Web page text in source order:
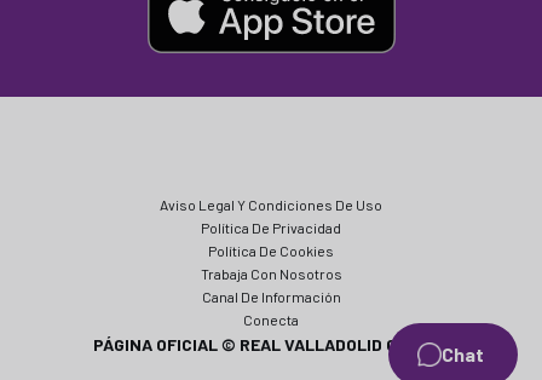
Chat
Aviso Legal Y Condiciones De Uso
Política De Privacidad
Política De Cookies
Trabaja Con Nosotros
Canal De Información
Conecta
PÁGINA OFICIAL © REAL VALLADOLID CF 2024